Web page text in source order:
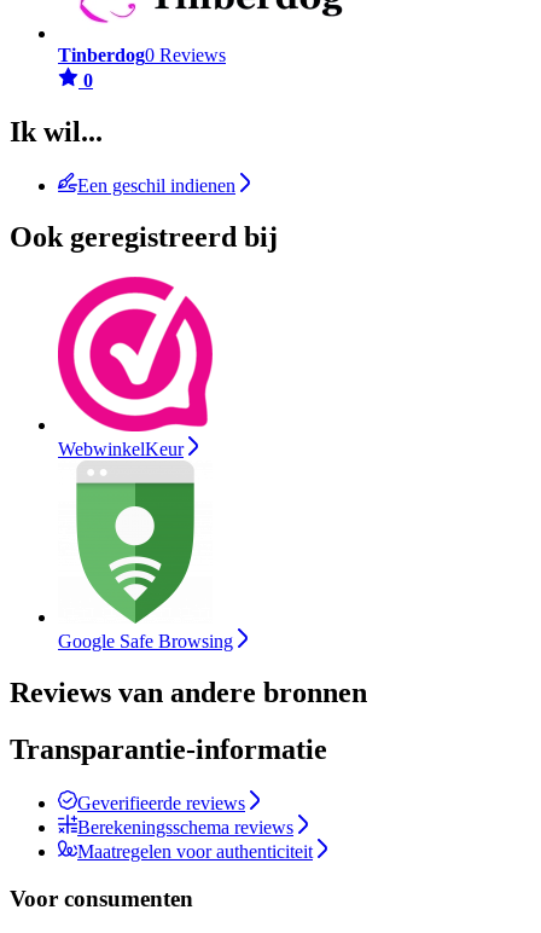
Tinberdog0 Reviews
0
Ik wil...
Een geschil indienen
Ook geregistreerd bij
WebwinkelKeur
Google Safe Browsing
Reviews van andere bronnen
Transparantie-informatie
Geverifieerde reviews
Berekeningsschema reviews
Maatregelen voor authenticiteit
Voor consumenten